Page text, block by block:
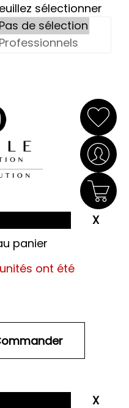
sélectionner
panier
unités ont été